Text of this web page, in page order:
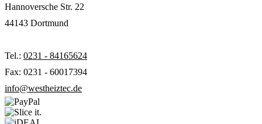
Hannoversche Str. 22
44143 Dortmund
Tel.: 0231 - 84165624
Fax: 0231 - 60017394
info@westheiztec.de